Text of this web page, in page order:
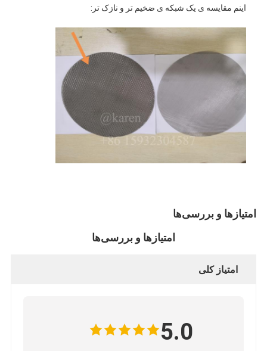
اینم مقایسه ی یک شبکه ی ضخیم تر و نازک تر:
امتیازها و بررسی‌ها
امتیازها و بررسی‌ها
امتیاز کلی
5.0